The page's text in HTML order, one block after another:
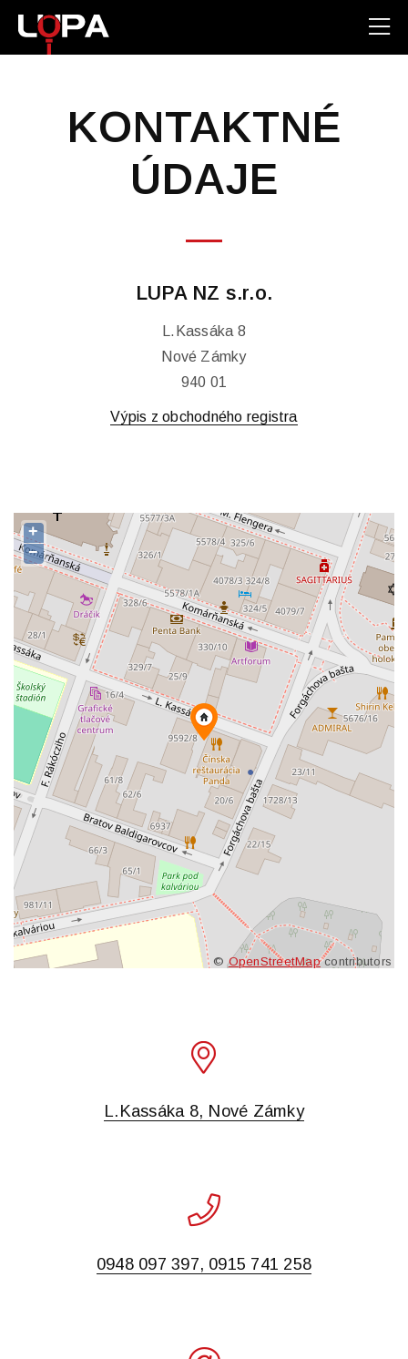
KONTAKTNÉ
ÚDAJE
LUPA NZ s.r.o.
L.Kassáka 8
Nové Zámky
940 01
Výpis z obchodného registra
+
−
©OpenStreetMapcontributors
L.Kassáka 8, Nové Zámky
0948 097 397, 0915 741 258